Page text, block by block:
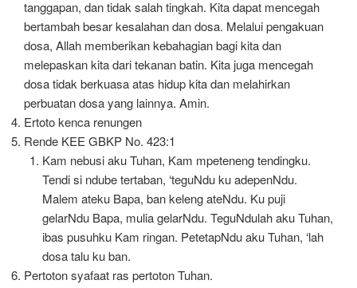
tanggapan, dan tidak salah tingkah. Kita dapat mencegah
bertambah besar kesalahan dan dosa. Melalui pengakuan
dosa, Allah memberikan kebahagian bagi kita dan
melepaskan kita dari tekanan batin. Kita juga mencegah
dosa tidak berkuasa atas hidup kita dan melahirkan
perbuatan dosa yang lainnya. Amin.
Ertoto kenca renungen
Rende KEE GBKP No. 423:1
Kam nebusi aku Tuhan, Kam mpeteneng tendingku.
Tendi si ndube tertaban, ‘teguNdu ku adepenNdu.
Malem ateku Bapa, ban keleng ateNdu. Ku puji
gelarNdu Bapa, mulia gelarNdu. TeguNdulah aku Tuhan,
ibas pusuhku Kam ringan. PetetapNdu aku Tuhan, ‘lah
dosa talu ku ban.
Pertoton syafaat ras pertoton Tuhan.